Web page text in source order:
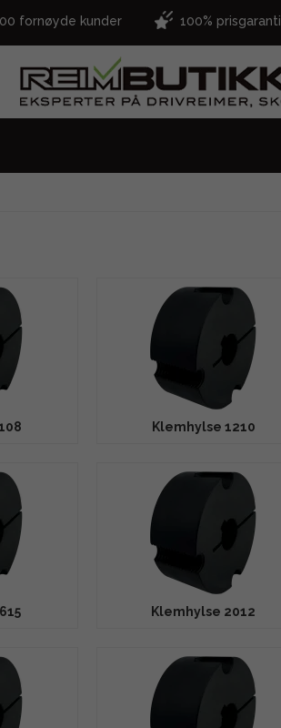
fornøyde kunder 100% prisgaranti
Klemhylse 1210
Klemhylse 2012